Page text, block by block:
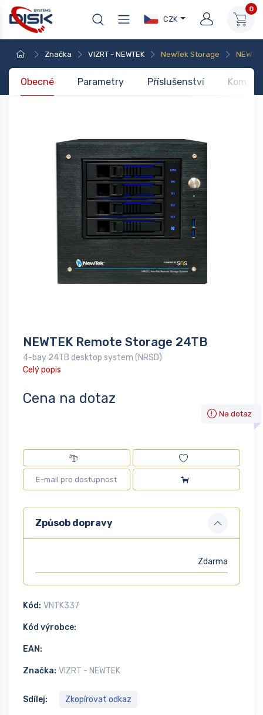
CZK
0
Značka VIZRT - NEWTEK NewTek Storage
Obecné Parametry Příslušenství
NEWTEK Remote Storage 24TB
4-bay 24TB desktop system (NRSD)
Celý popis
Cena na dotaz
Na dotaz
Způsob dopravy
Zdarma
Kód: VNTK337
Kód výrobce:
EAN:
Značka: VIZRT - NEWTEK
Sdílej: Zkopírovat odkaz